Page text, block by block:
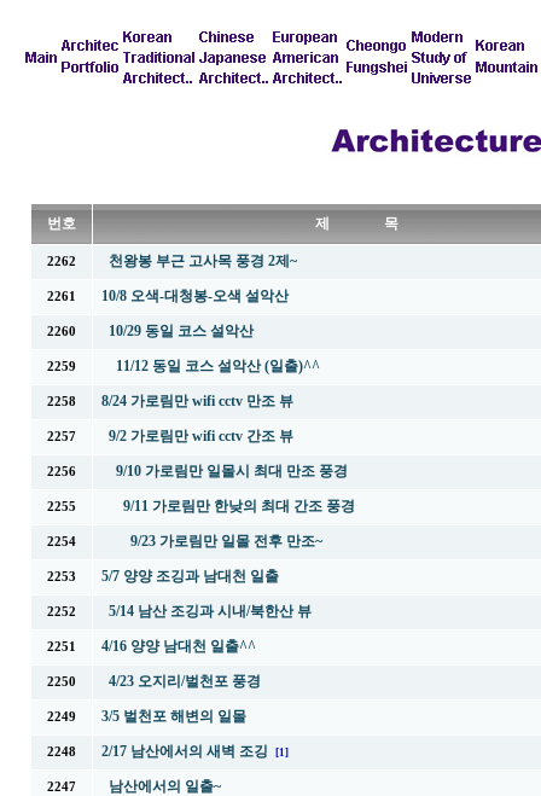
번호 제 목
2262 천왕봉 부근 고사목 풍경 2제~
2261 10/8 오색-대청봉-오색 설악산
2260 10/29 동일 코스 설악산
2259 11/12 동일 코스 설악산 (일출)^^
2258 8/24 가로림만 wifi cctv 만조 뷰
2257 9/2 가로림만 wifi cctv 간조 뷰
2256 9/10 가로림만 일몰시 최대 만조 풍경
2255 9/11 가로림만 한낮의 최대 간조 풍경
2254 9/23 가로림만 일몰 전후 만조~
2253 5/7 양양 조깅과 남대천 일출
2252 5/14 남산 조깅과 시내/북한산 뷰
2251 4/16 양양 남대천 일출^^
2250 4/23 오지리/벌천포 풍경
2249 3/5 벌천포 해변의 일몰
2248 2/17 남산에서의 새벽 조깅 [1]
2247 남산에서의 일출~